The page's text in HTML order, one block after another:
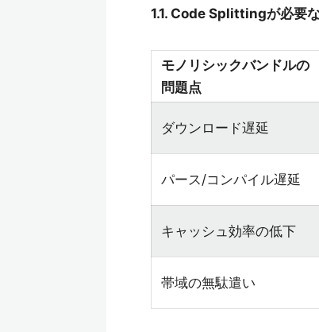
1.1. Code Splittingが必要
モノリシックバンドルの
問題点
ダウンロード遅延
パース/コンパイル遅延
キャッシュ効率の低下
帯域の無駄遣い